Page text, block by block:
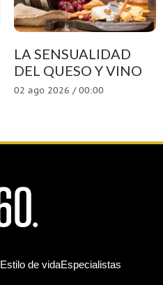
LA SENSUALIDAD
DEL QUESO Y VINO
02 ago 2026 / 00:00
Estilo de vidaEspecialistas